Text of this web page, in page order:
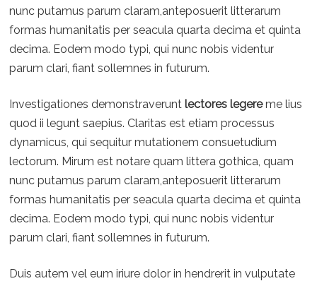
nunc putamus parum claram,anteposuerit litterarum
formas humanitatis per seacula quarta decima et quinta
decima. Eodem modo typi, qui nunc nobis videntur
parum clari, fiant sollemnes in futurum.
Investigationes demonstraverunt lectores legereme lius
quod ii legunt saepius. Claritas est etiam processus
dynamicus, qui sequitur mutationem consuetudium
lectorum. Mirum est notare quam littera gothica, quam
nunc putamus parum claram,anteposuerit litterarum
formas humanitatis per seacula quarta decima et quinta
decima. Eodem modo typi, qui nunc nobis videntur
parum clari, fiant sollemnes in futurum.
Duis autem vel eum iriure dolor in hendrerit in vulputate